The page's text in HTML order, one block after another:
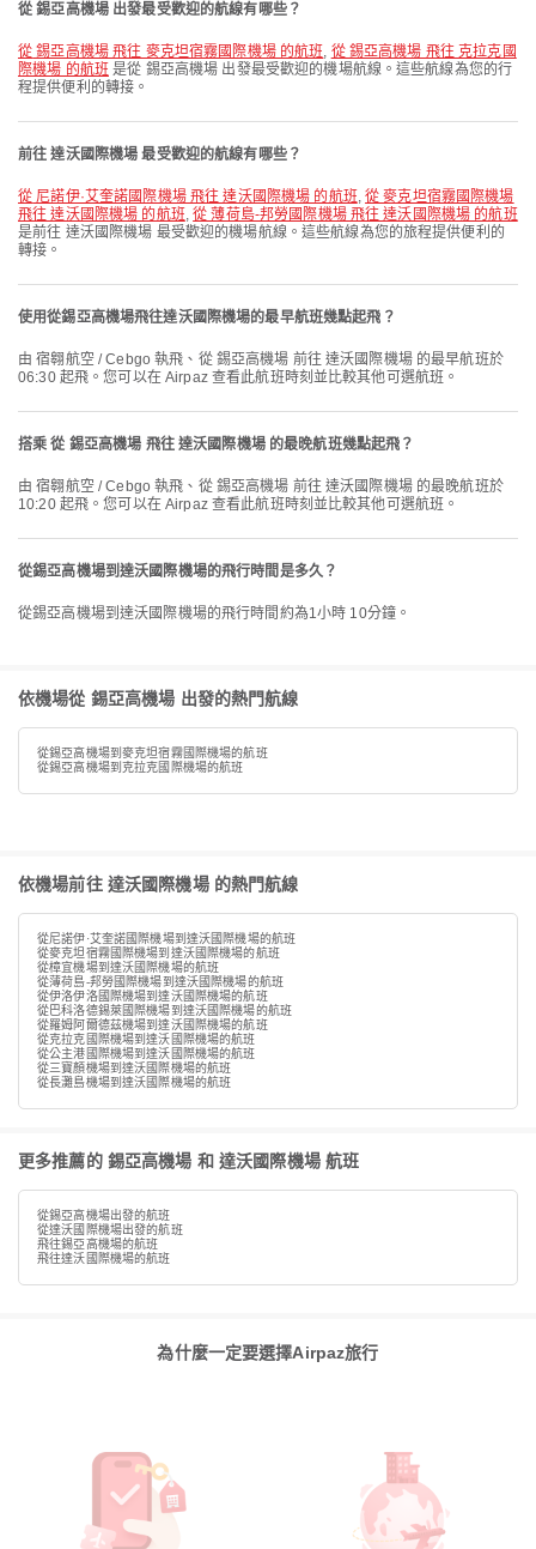
從 錫亞高機場 出發最受歡迎的航線有哪些？
從 錫亞高機場 飛往 麥克坦宿霧國際機場 的航班, 從 錫亞高機場 飛往 克拉克國
際機場 的航班 是從 錫亞高機場 出發最受歡迎的機場航線。這些航線為您的行
程提供便利的轉接。
前往 達沃國際機場 最受歡迎的航線有哪些？
從 尼諾伊·艾奎諾國際機場 飛往 達沃國際機場 的航班,從 麥克坦宿霧國際機場
飛往 達沃國際機場 的航班,從 薄荷島-邦勞國際機場 飛往 達沃國際機場 的航班
是前往 達沃國際機場 最受歡迎的機場航線。這些航線為您的旅程提供便利的
轉接。
使用從錫亞高機場飛往達沃國際機場的最早航班幾點起飛？
由 宿翱航空 / Cebgo 執飛、從 錫亞高機場 前往 達沃國際機場 的最早航班於
06:30 起飛。您可以在 Airpaz 查看此航班時刻並比較其他可選航班。
搭乘 從 錫亞高機場 飛往 達沃國際機場 的最晚航班幾點起飛？
由 宿翱航空 / Cebgo 執飛、從 錫亞高機場 前往 達沃國際機場 的最晚航班於
10:20 起飛。您可以在 Airpaz 查看此航班時刻並比較其他可選航班。
從錫亞高機場到達沃國際機場的飛行時間是多久？
從錫亞高機場到達沃國際機場的飛行時間約為1小時 10分鐘。
依機場從 錫亞高機場 出發的熱門航線
從錫亞高機場到麥克坦宿霧國際機場的航班
從錫亞高機場到克拉克國際機場的航班
依機場前往 達沃國際機場 的熱門航線
從尼諾伊·艾奎諾國際機場到達沃國際機場的航班
從麥克坦宿霧國際機場到達沃國際機場的航班
從樟宜機場到達沃國際機場的航班
從薄荷島-邦勞國際機場到達沃國際機場的航班
從伊洛伊洛國際機場到達沃國際機場的航班
從巴科洛德錫萊國際機場到達沃國際機場的航班
從羅姆阿爾德茲機場到達沃國際機場的航班
從克拉克國際機場到達沃國際機場的航班
從公主港國際機場到達沃國際機場的航班
從三寶顏機場到達沃國際機場的航班
從長灘島機場到達沃國際機場的航班
更多推薦的 錫亞高機場 和 達沃國際機場 航班
從錫亞高機場出發的航班
從達沃國際機場出發的航班
飛往錫亞高機場的航班
飛往達沃國際機場的航班
為什麼一定要選擇Airpaz旅行